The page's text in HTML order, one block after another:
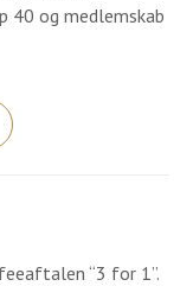
40 og medlemskab
“3 for 1”.